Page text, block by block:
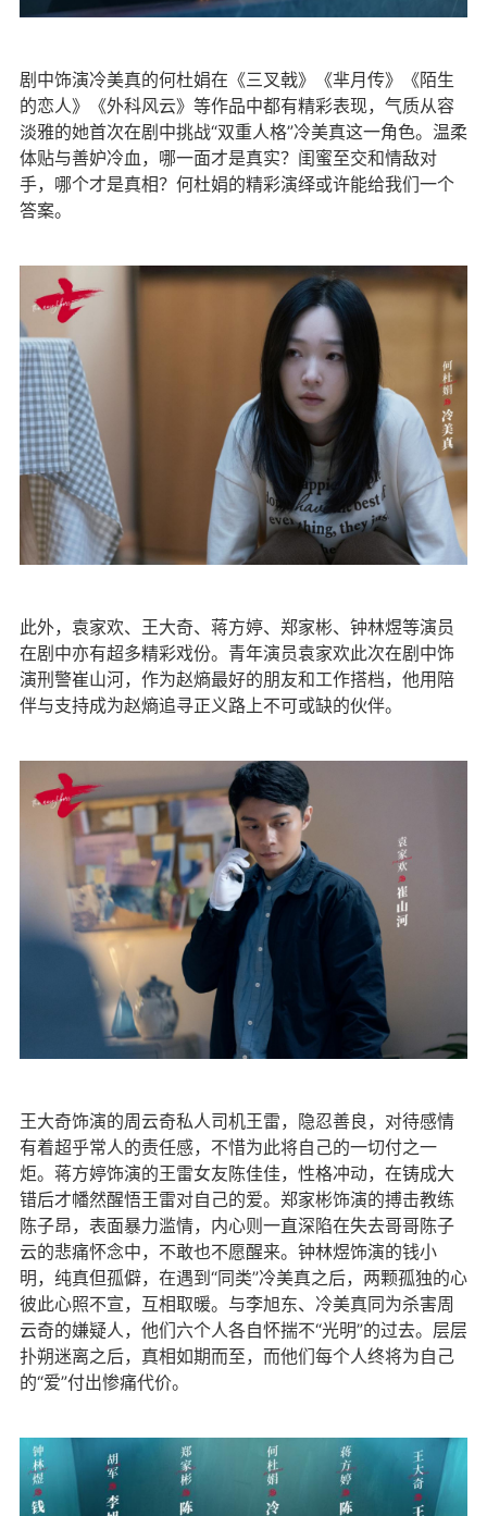
剧中饰演冷美真的何杜娟在《三叉戟》《芈月传》《陌生
的恋人》《外科风云》等作品中都有精彩表现，气质从容
淡雅的她首次在剧中挑战“双重人格”冷美真这一角色。温柔
体贴与善妒冷血，哪一面才是真实？闺蜜至交和情敌对
手，哪个才是真相？何杜娟的精彩演绎或许能给我们一个
答案。
此外，袁家欢、王大奇、蒋方婷、郑家彬、钟林煜等演员
在剧中亦有超多精彩戏份。青年演员袁家欢此次在剧中饰
演刑警崔山河，作为赵熵最好的朋友和工作搭档，他用陪
伴与支持成为赵熵追寻正义路上不可或缺的伙伴。
王大奇饰演的周云奇私人司机王雷，隐忍善良，对待感情
有着超乎常人的责任感，不惜为此将自己的一切付之一
炬。蒋方婷饰演的王雷女友陈佳佳，性格冲动，在铸成大
错后才幡然醒悟王雷对自己的爱。郑家彬饰演的搏击教练
陈子昂，表面暴力滥情，内心则一直深陷在失去哥哥陈子
云的悲痛怀念中，不敢也不愿醒来。钟林煜饰演的钱小
明，纯真但孤僻，在遇到“同类”冷美真之后，两颗孤独的心
彼此心照不宣，互相取暖。与李旭东、冷美真同为杀害周
云奇的嫌疑人，他们六个人各自怀揣不“光明”的过去。层层
扑朔迷离之后，真相如期而至，而他们每个人终将为自己
的“爱”付出惨痛代价。